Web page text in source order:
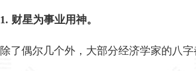
1. 财星为事业用神。
除了偶尔几个外，大部分经济学家的八